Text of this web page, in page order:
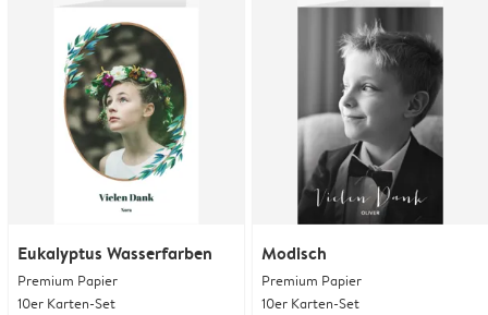
Eukalyptus Wasserfarben
Premium Papier
10er Karten-Set
Modisch
Premium Papier
10er Karten-Set